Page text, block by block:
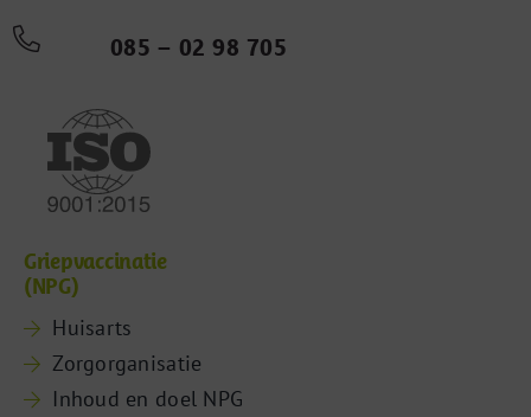
085 – 02 98 705
Griepvaccinatie
(NPG)
Huisarts
Zorgorganisatie
Inhoud en doel NPG